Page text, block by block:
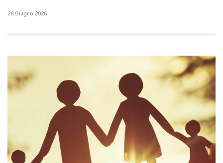
28 Giugno 2026